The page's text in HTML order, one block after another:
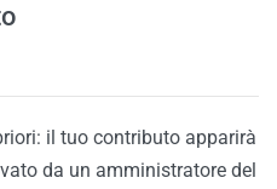
il tuo contributo apparirà
da un amministratore del